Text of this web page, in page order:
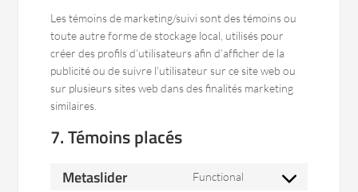
Les témoins de marketing/suivi sont des témoins ou
toute autre forme de stockage local, utilisés pour
créer des profils d’utilisateurs afin d’afficher de la
publicité ou de suivre l’utilisateur sur ce site web ou
sur plusieurs sites web dans des finalités marketing
similaires.
7. Témoins placés
Metaslider Functional
Consent